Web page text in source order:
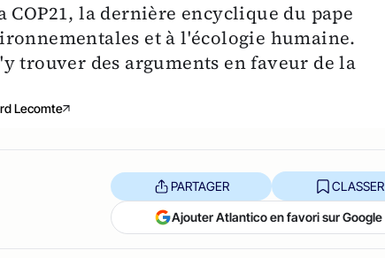
la dernière encyclique du pape
et à l'écologie humaine.
trouver des arguments en faveur de la
Lecomte
PARTAGER CLASSER
Ajouter Atlantico en favori sur Google